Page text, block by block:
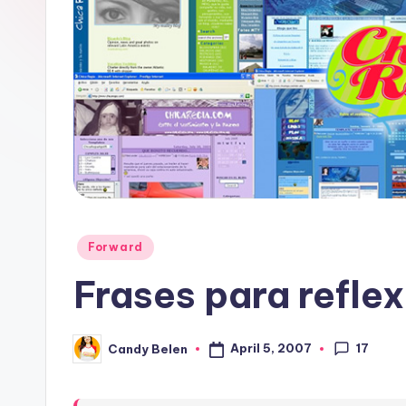
Posted
Forward
Frases para
Posted
by
Candy Belen April 5, 2007 17